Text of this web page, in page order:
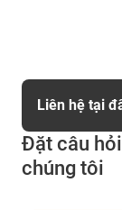
Đặt câu
chúng tôi
Liên hệ tại